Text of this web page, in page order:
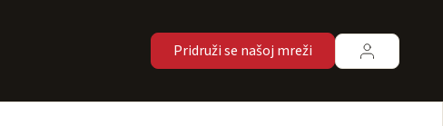
Pridruži se našoj mreži